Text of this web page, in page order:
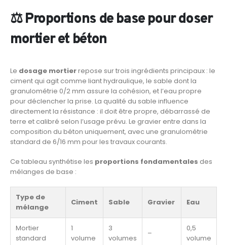
⚖️ Proportions de base pour doser
mortier et béton
Le dosage mortierrepose sur trois ingrédients principaux : le
ciment qui agit comme liant hydraulique, le sable dont la
granulométrie 0/2 mm assure la cohésion, et l’eau propre
pour déclencher la prise. La qualité du sable influence
directement la résistance : il doit être propre, débarrassé de
terre et calibré selon l’usage prévu. Le gravier entre dans la
composition du béton uniquement, avec une granulométrie
standard de 6/16 mm pour les travaux courants.
Ce tableau synthétise les proportions fondamentales des
mélanges de base :
Type de
mélange
Ciment Sable Gravier Eau
Mortier
standard
1
volume
3
volumes
–
0,5
volume